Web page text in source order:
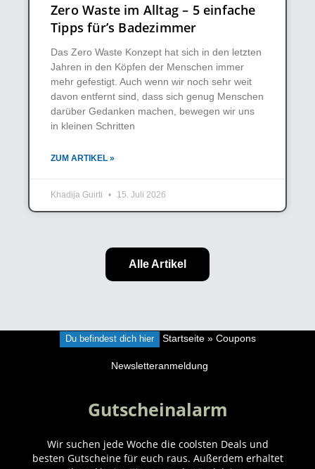
Zero Waste im Alltag – 5 einfache
Tipps für’s Badezimmer
Das Zero Waste Konzept hat sich in den letzten
Jahren in den Köpfen der Menschen immer
mehr gefestigt. Auch wenn wir noch sehr weit
davon entfernt sind, dass sich genug Menschen
darüber Gedanken machen, bewegen wir uns
in kleinen Schritten
ZUM ARTIKEL »
Khadija Guirti 15. Juli 2026
Alle Artikel
Du befindest dich hier Startseite» Coupons
Newsletteranmeldung
Gutscheinalarm
Wir suchen jede Woche die coolsten Deals und
besten Gutscheine für euch raus. Außerdem erhaltet